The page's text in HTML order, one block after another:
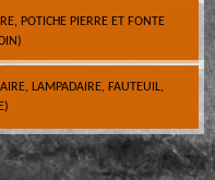
POTICHE PIERRE ET FONTE
LAMPADAIRE, FAUTEUIL,